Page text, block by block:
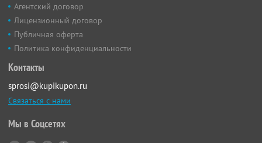
Агентский договор
Лицензионный договор
Публичная оферта
Политика конфиденциальности
Контакты
sprosi@kupikupon.ru
Связаться с нами
Мы в Соцсетях